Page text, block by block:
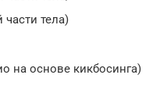
тела)
на основе кикбосинга)